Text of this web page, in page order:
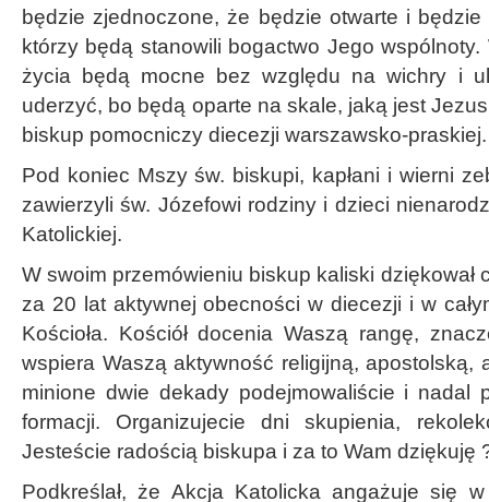
będzie zjednoczone, że będzie otwarte i będzie
którzy będą stanowili bogactwo Jego
życia będą mocne bez względu na wichry i
uderzyć, bo będą oparte na skale, jaką jest
biskup pomocniczy diecezji warszawsko-praskiej.
Pod koniec Mszy św. biskupi, kapłani i wierni
zawierzyli św. Józefowi rodziny i dzieci
Katolickiej.
W swoim przemówieniu biskup kaliski dziękował
za 20 lat aktywnej obecności w diecezji i w
Kościoła. Kościół docenia Waszą rangę,
wspiera Waszą aktywność religijną, apostolską,
minione dwie dekady podejmowaliście i nadal
formacji. Organizujecie dni skupienia,
Jesteście radością biskupa i za to Wam dziękuję
Podkreślał, że Akcja Katolicka angażuje się